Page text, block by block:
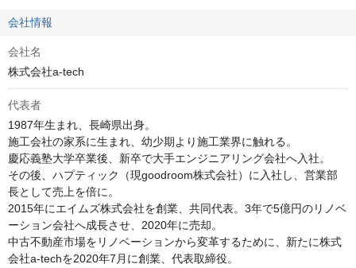
会社情報
会社名
株式会社a-tech
代表者
1987年生まれ、長崎県出身。
施工会社の家系に生まれ、幼少期より施工業界に触れる。
慶応義塾大学卒業後、新卒で大手エンジニアリング会社へ入社。
その後、ハプティック（現goodroom株式会社）に入社し、営業部
⻑として売上を倍に。
2015年にエイムズ株式会社を創業、共同代表。3年で5億円のリノベ
ーション会社へ成長させ、2020年に売却。
中古不動産市場をリノベーションから変革するために、新たに株式
会社a-techを2020年7月に創業、代表取締役。